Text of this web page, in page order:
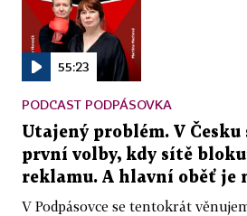
55:23
PODCAST PODPÁSOVKA
Utajený problém. V Česku
první volby, kdy sítě
reklamu. A hlavní oběť je
V Podpásovce se tentokrát